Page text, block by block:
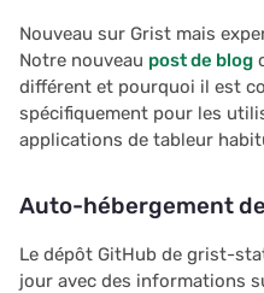
Nouveau sur Grist mais
Notre nouveau post de blog
différent et pourquoi il est
spécifiquement pour les
applications de tableur
Auto-hébergement
Le dépôt GitHub de grist-
jour avec des informations